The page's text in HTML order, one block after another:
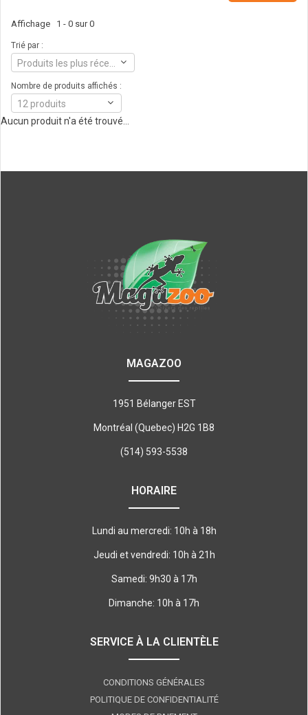
Affichage 1 - 0 sur 0
Trié par :
Nombre de produits affichés :
12 produits
Aucun produit n'a été trouvé...
MAGAZOO
1951 Bélanger EST
Montréal (Quebec) H2G 1B8
(514) 593-5538
HORAIRE
Lundi au mercredi: 10h à 18h
Jeudi et vendredi: 10h à 21h
Samedi: 9h30 à 17h
Dimanche: 10h à 17h
SERVICE À LA CLIENTÈLE
CONDITIONS GÉNÉRALES
POLITIQUE DE CONFIDENTIALITÉ